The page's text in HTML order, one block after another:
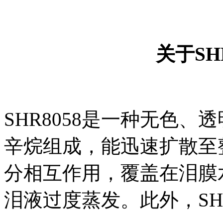
关于
SHR8058是一种无色、
辛烷组成，能迅速扩散
分相互作用，覆盖在泪
泪液过度蒸发。此外，